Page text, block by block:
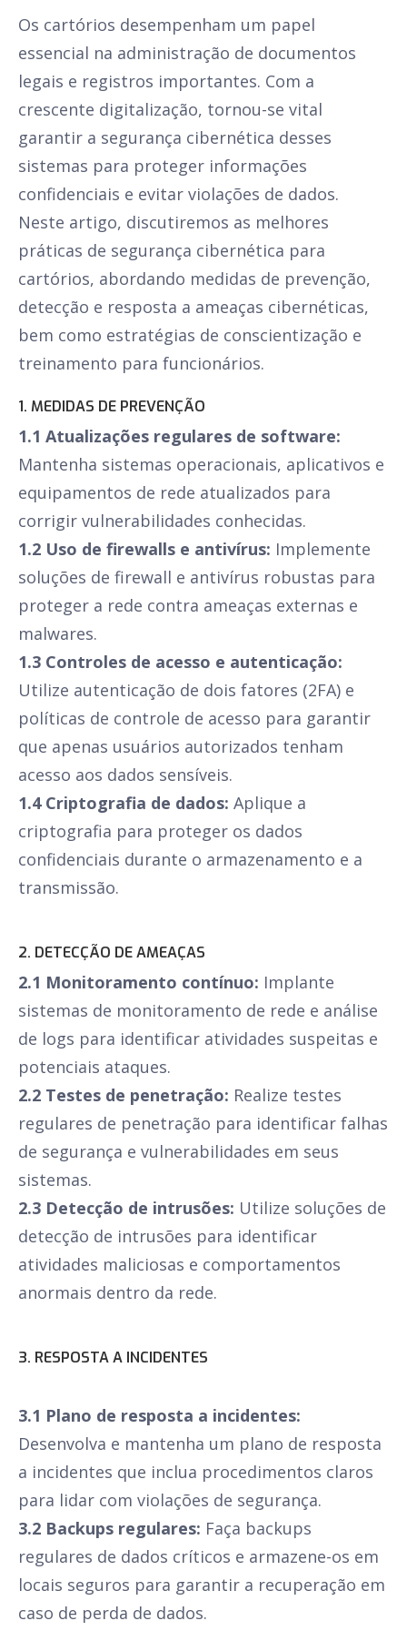
Os cartórios desempenham um papel
essencial na administração de documentos
legais e registros importantes. Com a
crescente digitalização, tornou-se vital
garantir a segurança cibernética desses
sistemas para proteger informações
confidenciais e evitar violações de dados.
Neste artigo, discutiremos as melhores
práticas de segurança cibernética para
cartórios, abordando medidas de prevenção,
detecção e resposta a ameaças cibernéticas,
bem como estratégias de conscientização e
treinamento para funcionários.
1. MEDIDAS DE PREVENÇÃO
1.1 Atualizações regulares de software:
Mantenha sistemas operacionais, aplicativos e
equipamentos de rede atualizados para
corrigir vulnerabilidades conhecidas.
1.2 Uso de firewalls e antivírus: Implemente
soluções de firewall e antivírus robustas para
proteger a rede contra ameaças externas e
malwares.
1.3 Controles de acesso e autenticação:
Utilize autenticação de dois fatores (2FA) e
políticas de controle de acesso para garantir
que apenas usuários autorizados tenham
acesso aos dados sensíveis.
1.4 Criptografia de dados: Aplique a
criptografia para proteger os dados
confidenciais durante o armazenamento e a
transmissão.
2. DETECÇÃO DE AMEAÇAS
2.1 Monitoramento contínuo: Implante
sistemas de monitoramento de rede e análise
de logs para identificar atividades suspeitas e
potenciais ataques.
2.2 Testes de penetração: Realize testes
regulares de penetração para identificar falhas
de segurança e vulnerabilidades em seus
sistemas.
2.3 Detecção de intrusões: Utilize soluções de
detecção de intrusões para identificar
atividades maliciosas e comportamentos
anormais dentro da rede.
3. RESPOSTA A INCIDENTES
3.1 Plano de resposta a incidentes:
Desenvolva e mantenha um plano de resposta
a incidentes que inclua procedimentos claros
para lidar com violações de segurança.
3.2 Backups regulares: Faça backups
regulares de dados críticos e armazene-os em
locais seguros para garantir a recuperação em
caso de perda de dados.